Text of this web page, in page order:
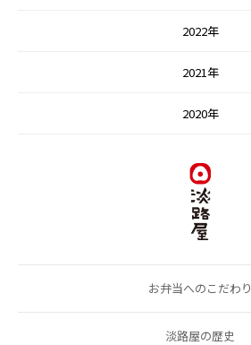
2022年
2021年
2020年
お弁当へのこだわり
淡路屋の歴史